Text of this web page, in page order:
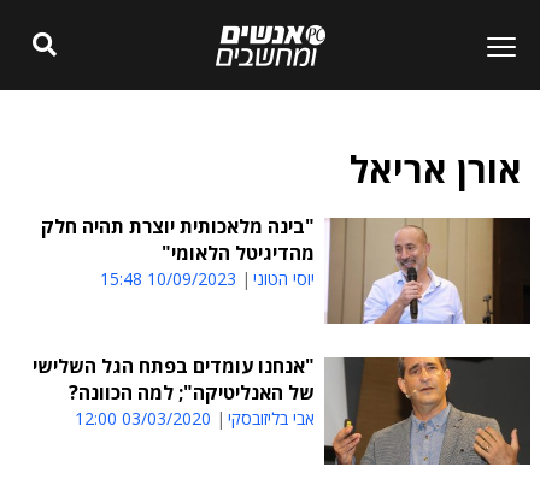
אורן אריאל
"בינה מלאכותית יוצרת תהיה חלק
מהדיגיטל הלאומי"
יוסי הטוני 10/09/2023 15:48
"אנחנו עומדים בפתח הגל השלישי
של האנליטיקה"; למה הכוונה?
אבי בליזובסקי 03/03/2020 12:00